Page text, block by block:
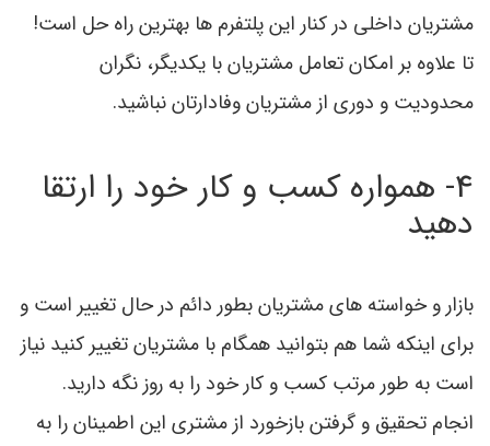
مشتریان داخلی در کنار اين پلتفرم ها بهترین راه حل است!
تا علاوه بر امکان تعامل مشتریان با يکدیگر، نگران
محدوديت و دوری از مشتریان وفادارتان نباشید.
4- همواره کسب و کار خود را ارتقا
دهید
بازار و خواسته های مشتریان بطور دائم در حال تغییر است و
برای اینکه شما هم بتوانید همگام با مشتریان تغییر کنید نیاز
است به طور مرتب کسب و کار خود را به روز نگه دارید.
انجام تحقیق و گرفتن بازخورد از مشتری این اطمینان را به